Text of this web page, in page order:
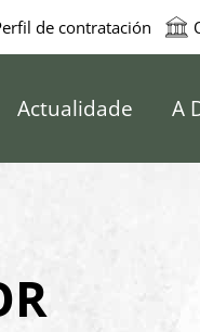
de contratación
de
Actualidade A